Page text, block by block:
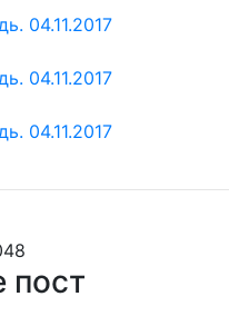
пост